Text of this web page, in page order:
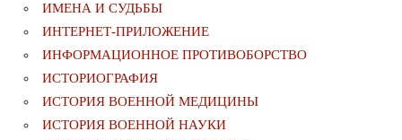
ИМЕНА И СУДЬБЫ
ИНТЕРНЕТ-ПРИЛОЖЕНИЕ
ИНФОРМАЦИОННОЕ ПРОТИВОБОРСТВО
ИСТОРИОГРАФИЯ
ИСТОРИЯ ВОЕННОЙ МЕДИЦИНЫ
ИСТОРИЯ ВОЕННОЙ НАУКИ